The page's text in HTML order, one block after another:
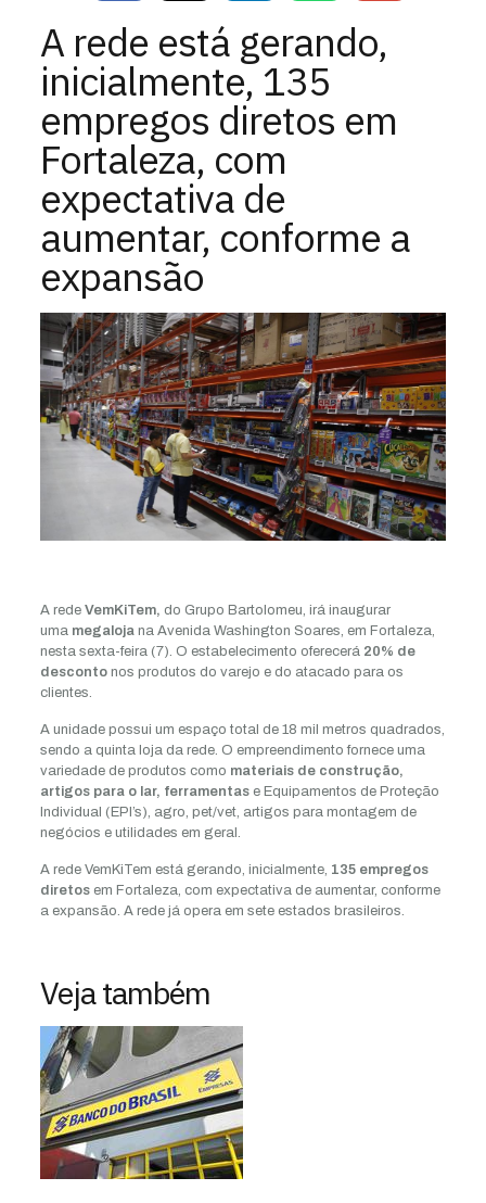
A rede está gerando,
inicialmente, 135
empregos diretos em
Fortaleza, com
expectativa de
aumentar, conforme a
expansão
A rede VemKiTem, do Grupo Bartolomeu, irá inaugurar
uma megalojana Avenida Washington Soares, em Fortaleza,
nesta sexta-feira (7). O estabelecimento oferecerá 20% de
descontonos produtos do varejo e do atacado para os
clientes.
A unidade possui um espaço total de 18 mil metros quadrados,
sendo a quinta loja da rede. O empreendimento fornece uma
variedade de produtos como materiais de construção,
artigos para o lar, ferramentase Equipamentos de Proteção
Individual (EPI’s), agro, pet/vet, artigos para montagem de
negócios e utilidades em geral.
A rede VemKiTem está gerando, inicialmente, 135 empregos
diretos em Fortaleza, com expectativa de aumentar, conforme
a expansão. A rede já opera em sete estados brasileiros.
Veja também